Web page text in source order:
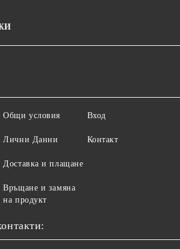
Общи условия
Лични Данни
Доставка и плащане
Връщане и замяна
на продукт
Вход
Контакт